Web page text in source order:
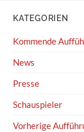
KATEGORIEN
Kommende
News
Presse
Schauspieler
Vorherige